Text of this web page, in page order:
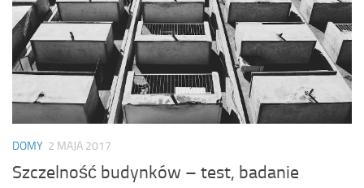
DOMY 2 MAJA 2017
Szczelność budynków – test, badanie